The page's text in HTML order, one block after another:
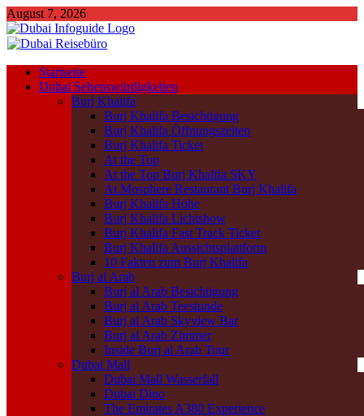
August 7, 2026
Startseite
Dubai Sehenswürdigkeiten
Burj Khalifa
Burj Khalifa Besichtigung
Burj Khalifa Öffnungszeiten
Burj Khalifa Ticket
At the Top
At the Top Burj Khalifa SKY
At.Mosphere Restaurant Burj Khalifa
Burj Khalifa Höhe
Burj Khalifa Lichtshow
Burj Khalifa Fast Track Ticket
Burj Khalifa Aussichtsplattform
10 Fakten zum Burj Khalifa
Burj al Arab
Burj al Arab Besichtigung
Burj al Arab Teestunde
Burj al Arab Skyview Bar
Burj al Arab Zimmer
Inside Burj al Arab Tour
Dubai Mall
Dubai Mall Wasserfall
Dubai Dino
The Emirates A380 Experience